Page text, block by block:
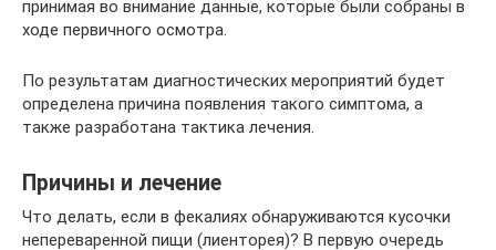
принимая во внимание данные, которые были собраны в
ходе первичного осмотра.
По результатам диагностических мероприятий будет
определена причина появления такого симптома, а
также разработана тактика лечения.
Причины и лечение
Что делать, если в фекалиях обнаруживаются кусочки
непереваренной пищи (лиенторея)? В первую очередь